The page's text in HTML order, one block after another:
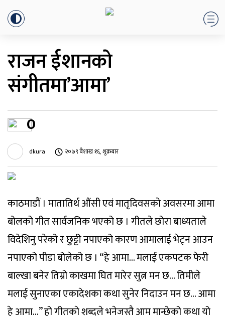
राजन ईशानकाे
संगीतमा’आमा’
0
dkura २०७९ बैशाख १६, शुक्रबार
काठमाडौं । मातातिर्थ औंसी एवं मातृदिवसकाे अवसरमा आमा
बोलको गीत सार्वजनिक भएको छ । गीतले छोरा बाध्यताले
विदेशिनु परेको र छुट्टी नपाएको कारण आमालाई भेट्न आउन
नपाएको पीडा बोलेको छ । “हे आमा… मलाई एकपटक फेरी
बाल्खा बनेर तिम्रो काखमा घित मारेर सुत्न मन छ… तिमीले
मलाई सुनाएका एकादेशका कथा सुनेर निदाउन मन छ… आमा
हे आमा…” हो गीतकाे शब्दले भनेजस्तै आम मान्छेको कथा यो